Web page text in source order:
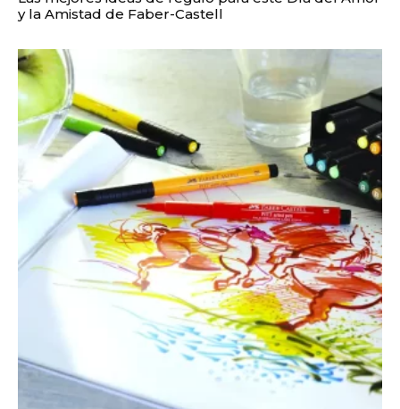
y la Amistad de Faber-Castell